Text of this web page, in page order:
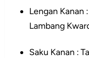
Lengan Kanan
Lambang
Saku Kanan :